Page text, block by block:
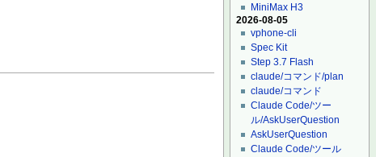
MiniMax H3
2026-08-05
vphone-cli
Spec Kit
Step 3.7 Flash
claude/コマンド/plan
claude/コマンド
Claude Code/ツー
ル/AskUserQuestion
AskUserQuestion
Claude Code/ツール